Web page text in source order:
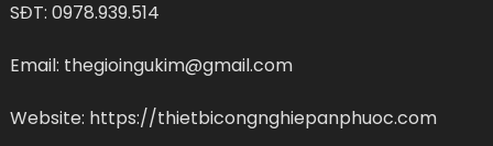
SĐT: 0978.939.514
Email: thegioingukim@gmail.com
Website: https://thietbicongnghiepanphuoc.com